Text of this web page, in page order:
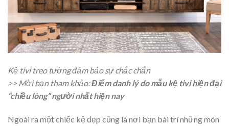
Kệ tivi treo tường đảm bảo sự chắc chắn
>> Mời bạn tham khảo:Điểm danh lý do mẫu kệ tivi hiện đại
“chiều lòng” người nhất hiện nay
Ngoài ra một chiếc kệ đẹp cũng là nơi bạn bài trí những món